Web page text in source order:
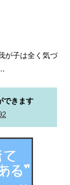
が子は全く気づ
できます